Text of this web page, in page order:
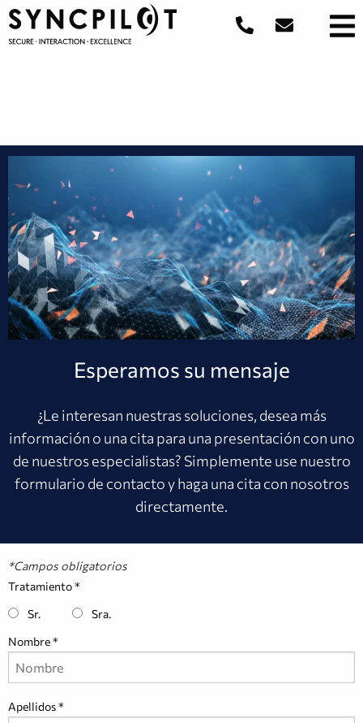
Esperamos su mensaje
¿Le interesan nuestras soluciones, desea más
información o una cita para una presentación con uno
de nuestros especialistas? Simplemente use nuestro
formulario de contacto y haga una cita con nosotros
directamente.
*Campos obligatorios
Tratamiento
Sr.
Sra.
Nombre
Apellidos